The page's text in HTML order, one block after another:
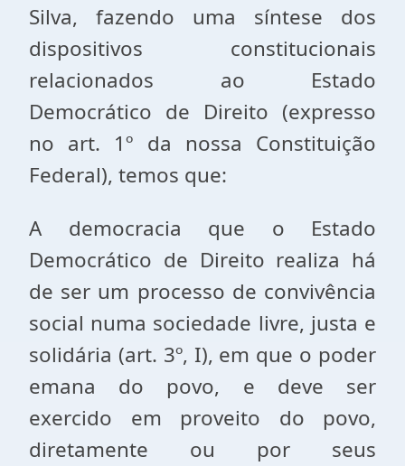
Silva, fazendo uma síntese dos
dispositivos constitucionais
relacionados ao Estado
Democrático de Direito (expresso
no art. 1º da nossa Constituição
Federal), temos que:
A democracia que o Estado
Democrático de Direito realiza há
de ser um processo de convivência
social numa sociedade livre, justa e
solidária (art. 3º, I), em que o poder
emana do povo, e deve ser
exercido em proveito do povo,
diretamente ou por seus